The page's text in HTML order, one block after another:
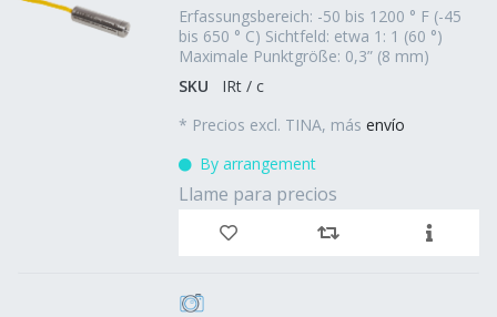
Erfassungsbereich: -50 bis 1200 ° F (-45
bis 650 ° C) Sichtfeld: etwa 1: 1 (60 °)
Maximale Punktgröße: 0,3” (8 mm)
SKU
IRt / c
* Precios excl. TINA, más envío
By arrangement
Llame para precios